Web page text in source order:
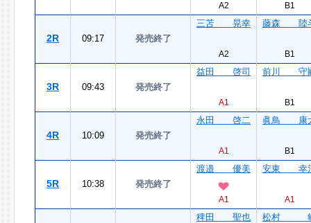
A2 B1
2R 09:17 発売終了
三苫 晃幸
A2
藤森 陸
B1
3R 09:43 発売終了
益田 啓司
A1
前川 守
B1
4R 10:09 発売終了
永田 啓二
A1
眞鳥 康
B1
5R 10:38 発売終了
渡邉 優美
A1
安東 幸
A1
稗田 聖也 松村